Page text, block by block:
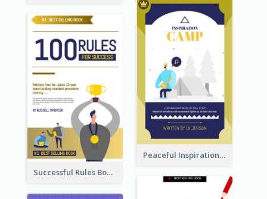
Peaceful Inspirational Camping Book Cover
Successful Rules Book Cover Design